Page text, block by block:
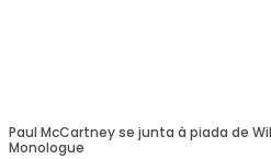
Paul McCartney se junta à piada de
Monologue